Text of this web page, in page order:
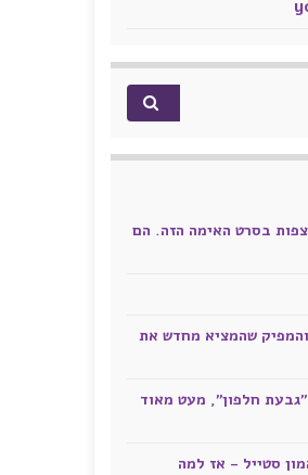
בסרט האימה הזה. הם
והמפיק שהמציא מחדש את
ל"גבעת חלפון", מעט מאוד
סטייל - אז למה